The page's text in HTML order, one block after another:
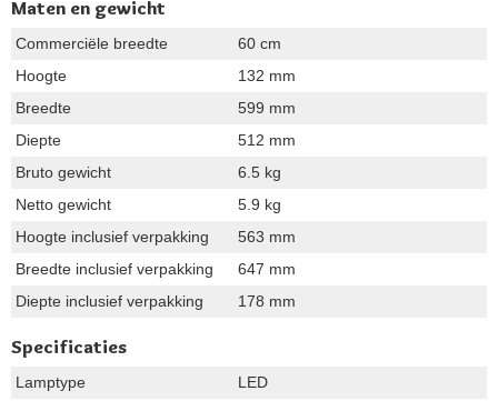
Maten en gewicht
Commerciële breedte
60 cm
Hoogte
132 mm
Breedte
599 mm
Diepte
512 mm
Bruto gewicht
6.5 kg
Netto gewicht
5.9 kg
Hoogte inclusief verpakking
563 mm
Breedte inclusief verpakking
647 mm
Diepte inclusief verpakking
178 mm
Specificaties
Lamptype LED